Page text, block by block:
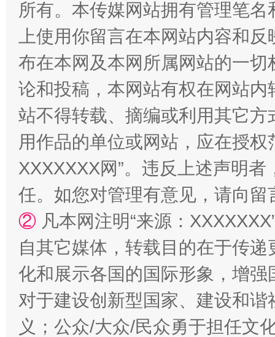
招工难、用工荒背后
网上购药对药下症？
所有。本传媒网站拥有管理笔
上使用你留言在本网站内容和
布在本网及本网所属网站的一
论和投稿，本网站有权在网站
站不得转载、摘编或利用其它
用作品的单位或网站，应在授
XXXXXXX网”。违反上述声明
任。如您对管理有意见，请向
② 凡本网注明“来源：
自其它媒体，转载目的在于传
化和展示各国的国际形象，增
对于建设创新型国家、建设和
义；公众/大众/民众勇于担任文